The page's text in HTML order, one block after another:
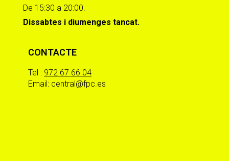
De 15:30 a 20:00.
Dissabtes i diumenges tancat.
CONTACTE
Tel : 972 67 66 04
Email: central@fpc.es